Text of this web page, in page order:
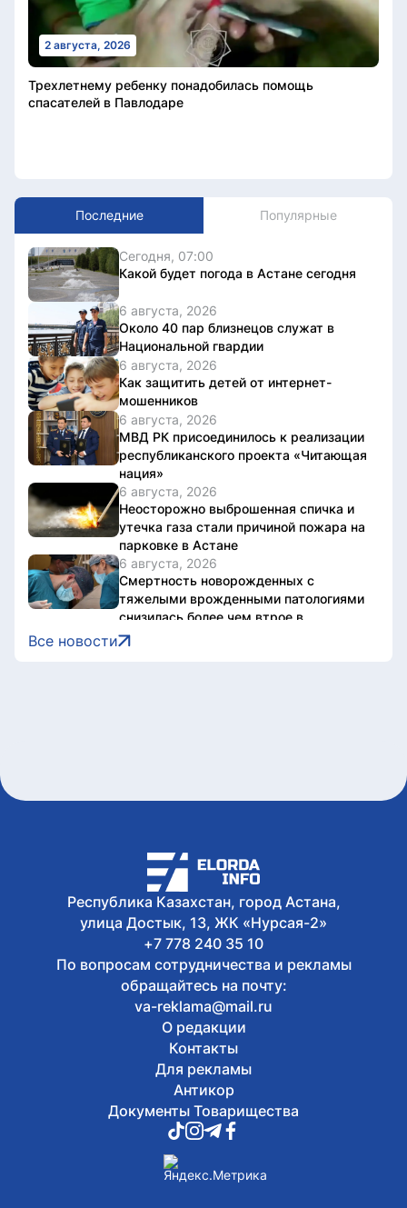
2 августа, 2026
Трехлетнему ребенку понадобилась помощь
спасателей в Павлодаре
Последние Популярные
Сегодня, 07:00
Какой будет погода в Астане сегодня
6 августа, 2026
Около 40 пар близнецов служат в
Национальной гвардии
6 августа, 2026
Как защитить детей от интернет-
мошенников
6 августа, 2026
МВД РК присоединилось к реализации
республиканского проекта «Читающая
нация»
6 августа, 2026
Неосторожно выброшенная спичка и
утечка газа стали причиной пожара на
парковке в Астане
6 августа, 2026
Смертность новорожденных с
тяжелыми врожденными патологиями
снизилась более чем втрое в
Казахстане
межправительственного совета в
узком формате в Чолпон-Ате
6 августа, 2026
В Астане 9 августа перекроют ряд
дорог из-за фестиваля Jüregımnıñ
Jenımpazy
Все новости
Республика Казахстан, город Астана,
улица Достык, 13, ЖК «Нурсая-2»
+7 778 240 35 10
По вопросам сотрудничества и рекламы
обращайтесь на почту:
va-reklama@mail.ru
О редакции
Контакты
Для рекламы
Антикор
Документы Товарищества